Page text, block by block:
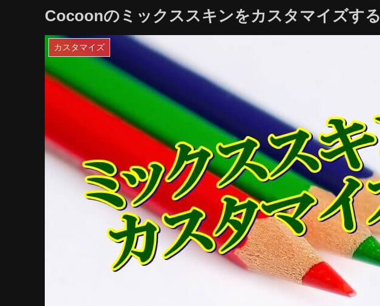
Cocoonのミックススキンをカスタマイズする
カスタマイズ